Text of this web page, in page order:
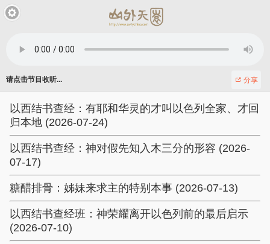
请点击节目收听... 分享
以西结书查经：有耶和华灵的才叫以色列全家、才回
归本地 (2026-07-24)
以西结书查经：神对假先知入木三分的形容 (2026-
07-17)
糖醋排骨：姊妹来求主的特别本事 (2026-07-13)
以西结书查经班：神荣耀离开以色列前的最后启示
(2026-07-10)